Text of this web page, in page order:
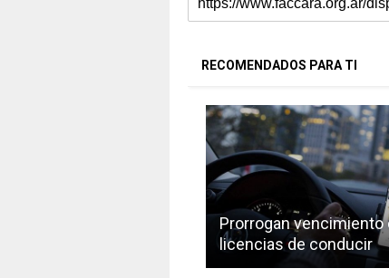
RECOMENDADOS PARA TI
Prorrogan vencimiento
licencias de conducir